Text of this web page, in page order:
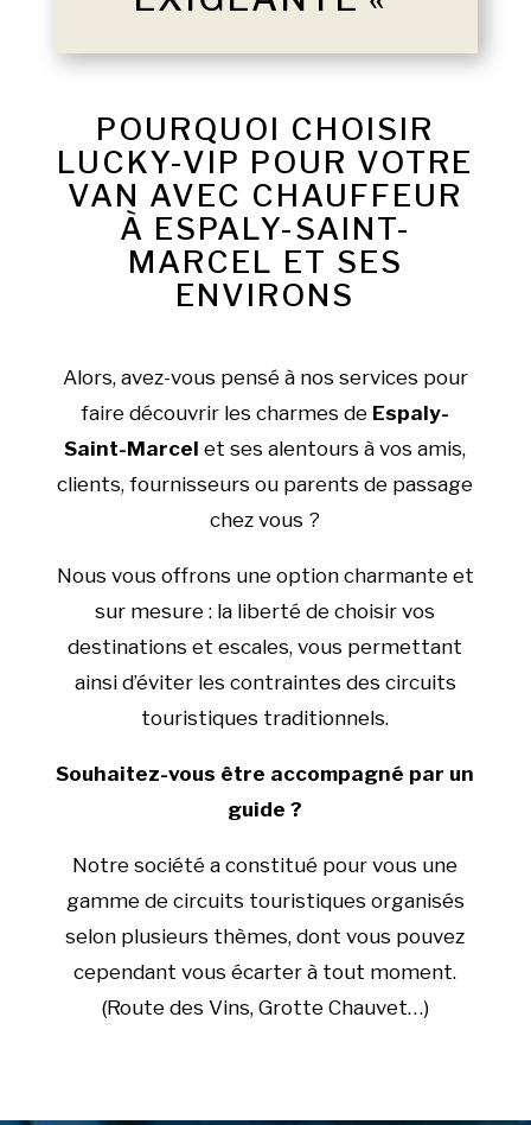
POURQUOI CHOISIR
LUCKY-VIP POUR VOTRE
VAN AVEC CHAUFFEUR
À ESPALY-SAINT-
MARCEL ET SES
ENVIRONS
Alors, avez-vous pensé à nos services pour
faire découvrir les charmes de Espaly-
Saint-Marcel et ses alentours à vos amis,
clients, fournisseurs ou parents de passage
chez vous ?
Nous vous offrons une option charmante et
sur mesure : la liberté de choisir vos
destinations et escales, vous permettant
ainsi d’éviter les contraintes des circuits
touristiques traditionnels.
Souhaitez-vous être accompagné par un
guide ?
Notre société a constitué pour vous une
gamme de circuits touristiques organisés
selon plusieurs thèmes, dont vous pouvez
cependant vous écarter à tout moment.
(Route des Vins, Grotte Chauvet…)